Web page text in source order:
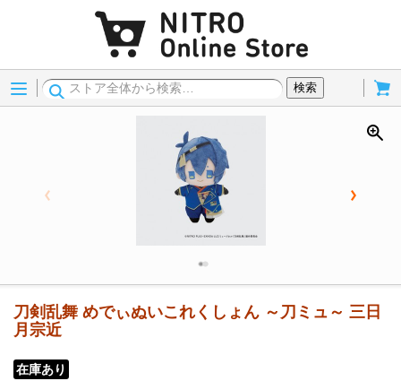
Menu
検索
刀剣乱舞 めでぃぬいこれくしょん ～刀ミュ～ 三日
月宗近
在庫あり